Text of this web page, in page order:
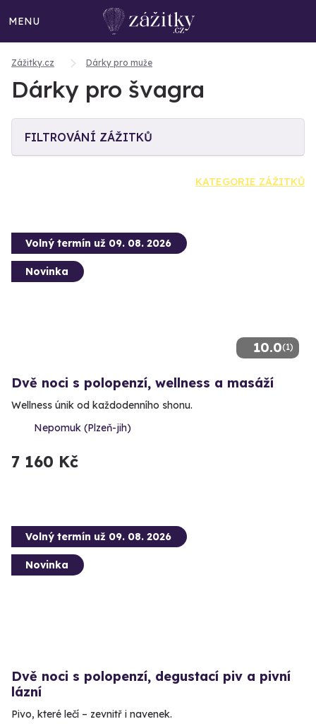
MENU
Zážitky.cz Dárky pro muže
Dárky pro švagra
FILTROVÁNÍ ZÁŽITKŮ
KATEGORIE ZÁŽITKŮ
10.0(1)
Volný termín už 09. 08. 2026
Novinka
Dvě noci s polopenzí, wellness a masáží
Wellness únik od každodenního shonu.
Nepomuk (Plzeň-jih)
7 160 Kč
Volný termín už 09. 08. 2026
Novinka
Dvě noci s polopenzí, degustací piv a pivní
lázní
Pivo, které lečí – zevnitř i navenek.